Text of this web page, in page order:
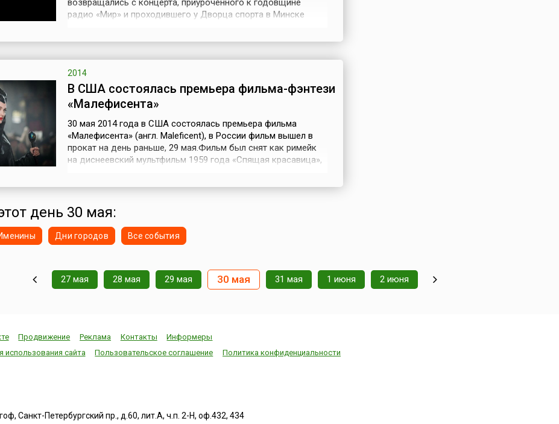
возвращались с концерта, приуроченного к годовщине
радио «Мир» и проходившего у Дворца спорта в Минске
деревьями было бесполезно. Стометро...
2014
В США состоялась премьера фильма-фэнтези
«Малефисента»
30 мая 2014 года в США состоялась премьера фильма
«Малефисента» (англ. Maleficent), в России фильм вышел в
прокат на день раньше, 29 мая.Фильм был снят как римейк
на диснеевский мультфильм 1959 года «Спящая красавица»,
обладатель двух премий «Оскар...
день 30 мая:
Дни городов Все события
27 мая 28 мая 29 мая 30 мая 31 мая 1 июня 2 июня
Продвижение Реклама Контакты
Информеры
использования сайта
Пользовательское соглашение Политика конфиденциальности
Санкт-Петербургский пр., д.60, лит.А, ч.п. 2-Н, оф.432, 434